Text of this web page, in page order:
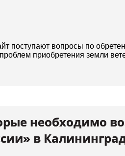
поступают вопросы по
приобретения земли
необходимо
в